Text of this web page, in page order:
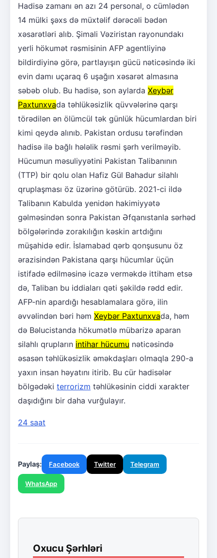
Hadisə zamanı ən azı 24 personal, o cümlədən
14 mülki şəxs də müxtəlif dərəcəli bədən
xəsarətləri alıb. Şimali Vəziristan rayonundakı
yerli hökumət rəsmisinin AFP agentliyinə
bildirdiyinə görə, partlayışın gücü nəticəsində iki
evin damı uçaraq 6 uşağın xəsarət almasına
səbəb olub. Bu hadisə, son aylarda Xeybər
Paxtunxvada təhlükəsizlik qüvvələrinə qarşı
törədilən ən ölümcül tək günlük hücumlardan biri
kimi qeydə alınıb. Pakistan ordusu tərəfindən
hadisə ilə bağlı hələlik rəsmi şərh verilməyib.
Hücumun məsuliyyətini Pakistan Talibanının
(TTP) bir qolu olan Hafiz Gül Bahadur silahlı
qruplaşması öz üzərinə götürüb. 2021-ci ildə
Talibanın Kabulda yenidən hakimiyyətə
gəlməsindən sonra Pakistan Əfqanıstanla sərhəd
bölgələrində zorakılığın kəskin artdığını
müşahidə edir. İslamabad qərb qonşusunu öz
ərazisindən Pakistana qarşı hücumlar üçün
istifadə edilməsinə icazə verməkdə ittiham etsə
də, Taliban bu iddiaları qəti şəkildə rədd edir.
AFP-nin apardığı hesablamalara görə, ilin
əvvəlindən bəri həm Xeybər Paxtunxvada, həm
də Bəlucistanda hökumətlə mübarizə aparan
silahlı qrupların intihar hücumu nəticəsində
əsasən təhlükəsizlik əməkdaşları olmaqla 290-a
yaxın insan həyatını itirib. Bu cür hadisələr
bölgədəki terrorizm təhlükəsinin ciddi xarakter
daşıdığını bir daha vurğulayır.
24 saat
Paylaş: Facebook Twitter Telegram
WhatsApp
Oxucu Şərhləri